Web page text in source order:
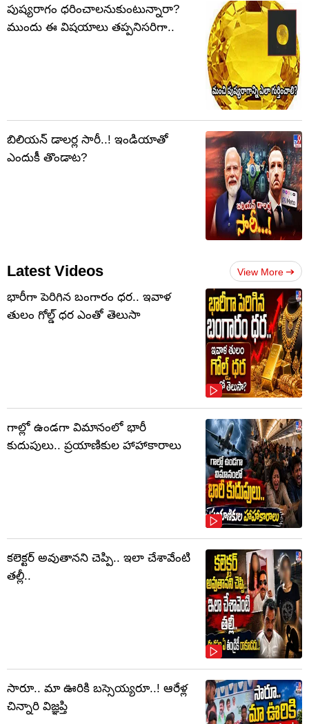
పుష్యరాగం ధరించాలనుకుంటున్నారా?
ముందు ఈ విషయాలు తప్పనిసరిగా..
బిలియన్ డాలర్ల సారీ..! ఇండియాతో
ఎందుకీ తొండాట?
Latest Videos View More
భారీగా పెరిగిన బంగారం ధర.. ఇవాళ
తులం గోల్డ్‌ ధర ఎంతో తెలుసా
గాల్లో ఉండగా విమానంలో భారీ
కుదుపులు.. ప్రయాణికుల హాహాకారాలు
కలెక్టర్‌ అవుతానని చెప్పి.. ఇలా చేశావేంటి
తల్లీ..
సారూ.. మా ఊరికి బస్సెయ్యరూ..! ఆరేళ్ల
చిన్నారి విజ్ఞప్తి